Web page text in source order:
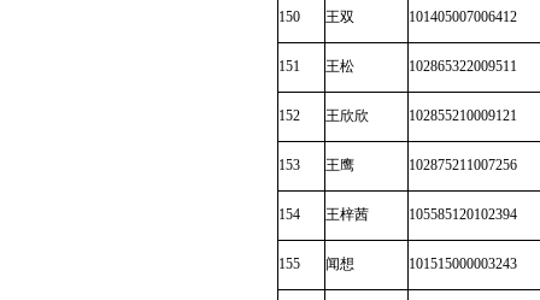
150 王双 101405007006412
151 王松 102865322009511
152 王欣欣 102855210009121
153 王鹰 102875211007256
154 王梓茜 105585120102394
155 闻想 101515000003243